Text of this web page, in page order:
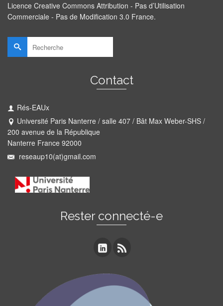
Licence Creative Commons Attribution - Pas d’Utilisation
Commerciale - Pas de Modification 3.0 France.
Rechercher :
Contact
Rés-EAUx
Université Paris Nanterre / salle 407 / Bât Max Weber-SHS /
200 avenue de la République
Nanterre France 92000
reseaup10(at)gmail.com
Rester connecté-e